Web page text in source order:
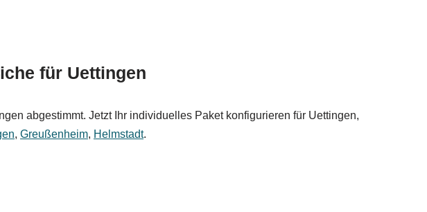
für Uettingen
abgestimmt. Jetzt Ihr individuelles Paket konfigurieren für Uettingen,
, Greußenheim, Helmstadt.